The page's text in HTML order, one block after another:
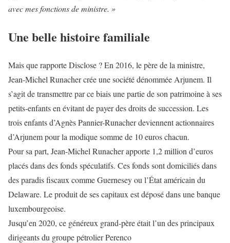
avec mes fonctions de ministre. »
Une belle histoire familiale
Mais que rapporte Disclose ? En 2016, le père de la ministre,
Jean-Michel Runacher crée une société dénommée Arjunem. Il
s’agit de transmettre par ce biais une partie de son patrimoine à ses
petits-enfants en évitant de payer des droits de succession. Les
trois enfants d’Agnès Pannier-Runacher deviennent actionnaires
d’Arjunem pour la modique somme de 10 euros chacun.
Pour sa part, Jean-Michel Runacher apporte 1,2 million d’euros
placés dans des fonds spéculatifs. Ces fonds sont domiciliés dans
des paradis fiscaux comme Guernesey ou l’État américain du
Delaware. Le produit de ses capitaux est déposé dans une banque
luxembourgeoise.
Jusqu’en 2020, ce généreux grand-père était l’un des principaux
dirigeants du groupe pétrolier Perenco